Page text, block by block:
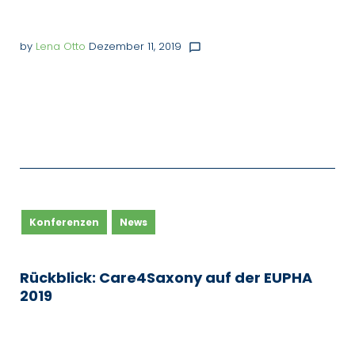
by Lena Otto Dezember 11, 2019 chat_bubble_outline
Konferenzen News
Rückblick: Care4Saxony auf der EUPHA
2019